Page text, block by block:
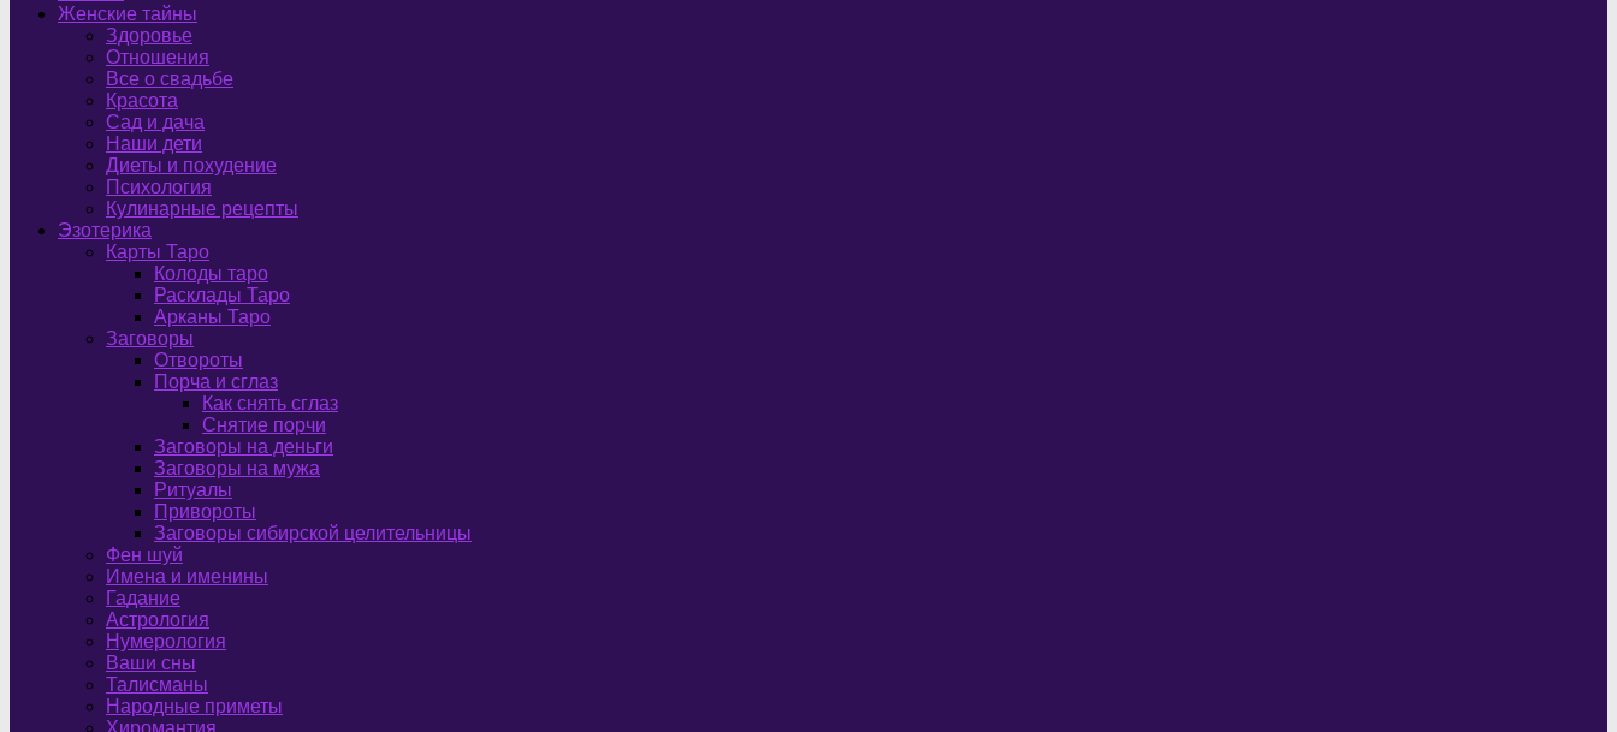
Женские тайны
Здоровье
Отношения
Все о свадьбе
Красота
Сад и дача
Наши дети
Диеты и похудение
Психология
Кулинарные рецепты
Эзотерика
Карты Таро
Колоды таро
Расклады Таро
Арканы Таро
Заговоры
Отвороты
Порча и сглаз
Как снять сглаз
Снятие порчи
Заговоры на деньги
Заговоры на мужа
Ритуалы
Привороты
Заговоры сибирской целительницы
Фен шуй
Имена и именины
Гадание
Астрология
Нумерология
Ваши сны
Талисманы
Народные приметы
Хиромантия